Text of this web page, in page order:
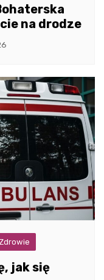
na drodze
Zdrowie
jak się